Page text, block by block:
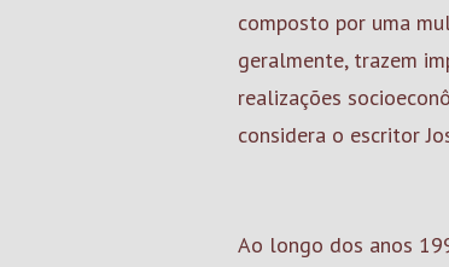
composto por uma
geralmente, trazem
realizações
considera o escritor
Ao longo dos anos